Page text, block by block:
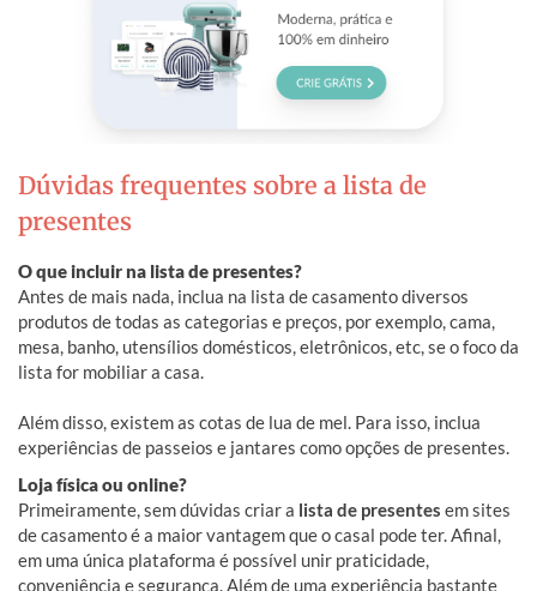
Dúvidas frequentes sobre a lista de
presentes
O que incluir na lista de presentes?
Antes de mais nada, inclua na lista de casamento diversos
produtos de todas as categorias e preços, por exemplo, cama,
mesa, banho, utensílios domésticos, eletrônicos, etc, se o foco da
lista for mobiliar a casa.
Além disso, existem as cotas de lua de mel. Para isso, inclua
experiências de passeios e jantares como opções de presentes.
Loja física ou online?
Primeiramente, sem dúvidas criar a lista de presentes em sites
de casamento é a maior vantagem que o casal pode ter. Afinal,
em uma única plataforma é possível unir praticidade,
conveniência e segurança. Além de uma experiência bastante